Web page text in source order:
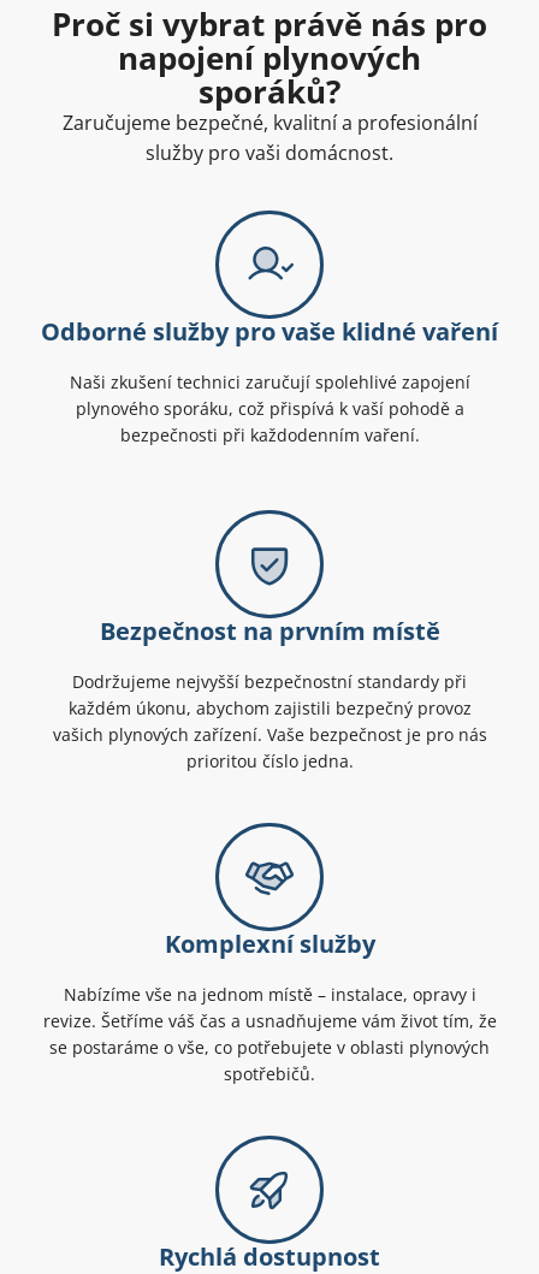
Proč si vybrat právě nás pro
napojení plynových
sporáků?
Zaručujeme bezpečné, kvalitní a profesionální
služby pro vaši domácnost.
Odborné služby pro vaše klidné vaření
Naši zkušení technici zaručují spolehlivé zapojení
plynového sporáku, což přispívá k vaší pohodě a
bezpečnosti při každodenním vaření.
Bezpečnost na prvním místě
Dodržujeme nejvyšší bezpečnostní standardy při
každém úkonu, abychom zajistili bezpečný provoz
vašich plynových zařízení. Vaše bezpečnost je pro nás
prioritou číslo jedna.
Komplexní služby
Nabízíme vše na jednom místě – instalace, opravy i
revize. Šetříme váš čas a usnadňujeme vám život tím, že
se postaráme o vše, co potřebujete v oblasti plynových
spotřebičů.
Rychlá dostupnost